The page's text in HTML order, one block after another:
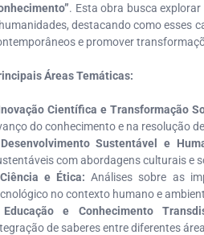
. Esta obra busca
destacando como esses
e promover
Áreas Temáticas:
Científica e Transformação
do conhecimento e na resolução
Desenvolvimento Sustentável e
com abordagens culturais e
Ciência e Ética: Análises sobre as
no contexto humano e
Educação e Conhecimento
de saberes entre diferentes